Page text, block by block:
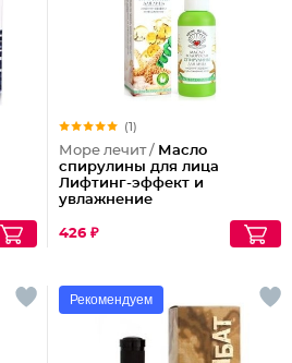
(1)
Море лечит / Масло
спирулины для лица
Лифтинг-эффект и
увлажнение
426 ₽
Рекомендуем